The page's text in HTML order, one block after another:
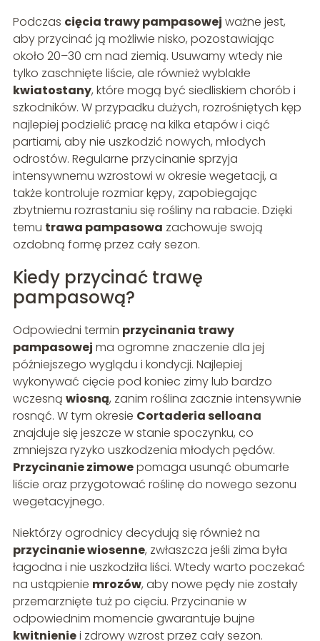
Podczas cięcia trawy pampasowej ważne jest,
aby przycinać ją możliwie nisko, pozostawiając
około 20–30 cm nad ziemią. Usuwamy wtedy nie
tylko zaschnięte liście, ale również wyblakłe
kwiatostany, które mogą być siedliskiem chorób i
szkodników. W przypadku dużych, rozrośniętych kęp
najlepiej podzielić pracę na kilka etapów i ciąć
partiami, aby nie uszkodzić nowych, młodych
odrostów. Regularne przycinanie sprzyja
intensywnemu wzrostowi w okresie wegetacji, a
także kontroluje rozmiar kępy, zapobiegając
zbytniemu rozrastaniu się rośliny na rabacie. Dzięki
temu trawa pampasowa zachowuje swoją
ozdobną formę przez cały sezon.
Kiedy przycinać trawę
pampasową?
Odpowiedni termin przycinania trawy
pampasowej ma ogromne znaczenie dla jej
późniejszego wyglądu i kondycji. Najlepiej
wykonywać cięcie pod koniec zimy lub bardzo
wczesną wiosną, zanim roślina zacznie intensywnie
rosnąć. W tym okresie Cortaderia selloana
znajduje się jeszcze w stanie spoczynku, co
zmniejsza ryzyko uszkodzenia młodych pędów.
Przycinanie zimowepomaga usunąć obumarłe
liście oraz przygotować roślinę do nowego sezonu
wegetacyjnego.
Niektórzy ogrodnicy decydują się również na
przycinanie wiosenne, zwłaszcza jeśli zima była
łagodna i nie uszkodziła liści. Wtedy warto poczekać
na ustąpienie mrozów, aby nowe pędy nie zostały
przemarznięte tuż po cięciu. Przycinanie w
odpowiednim momencie gwarantuje bujne
kwitnieniei zdrowy wzrost przez cały sezon.